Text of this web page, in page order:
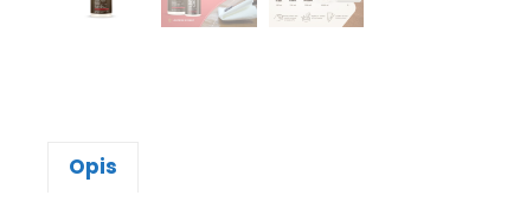
Opis